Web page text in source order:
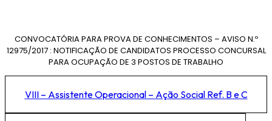
CONVOCATÓRIA PARA PROVA DE CONHECIMENTOS – AVISO N.º
12975/2017 : NOTIFICAÇÃO DE CANDIDATOS PROCESSO CONCURSAL
PARA OCUPAÇÃO DE 3 POSTOS DE TRABALHO
VIII – Assistente Operacional – Ação Social Ref. B e C